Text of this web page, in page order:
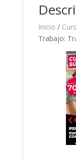
Inicio /
Trabajo: